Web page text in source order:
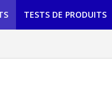
TESTS DE PRODUITS